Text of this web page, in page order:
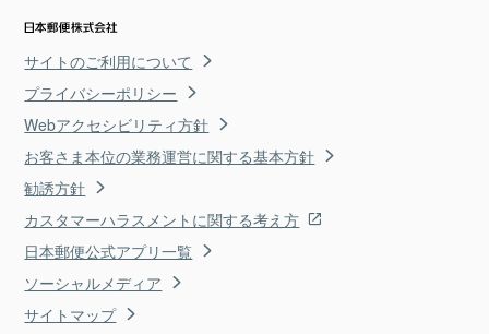
サイトのご利用について
プライバシーポリシー
Webアクセシビリティ方針
お客さま本位の業務運営に関する基本方針
勧誘方針
カスタマーハラスメントに関する考え方
日本郵便公式アプリ一覧
ソーシャルメディア
サイトマップ